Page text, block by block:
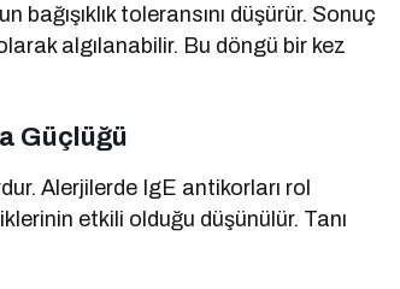
toleransını düşürür. Sonuç
algılanabilir. Bu döngü bir kez
Güçlüğü
Alerjilerde IgE antikorları rol
etkili olduğu düşünülür. Tanı